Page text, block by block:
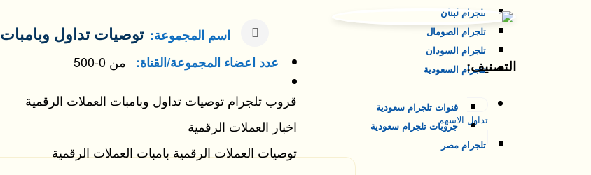
تلجرام لبنان
تلجرام الصومال
تلجرام السودان
تلجرام السعودية
قنوات تلجرام سعودية
جروبات تلجرام سعودية
تلجرام مصر
التصنيف:
تداول الاسهم
اسم المجموعة:توصيات تداول وبامبات
عدد اعضاء المجموعة/القناة: من 0-500
قروب تلجرام توصيات تداول وبامبات العملات الرقمية
اخبار العملات الرقمية
توصيات العملات الرقمية بامبات العملات الرقمية